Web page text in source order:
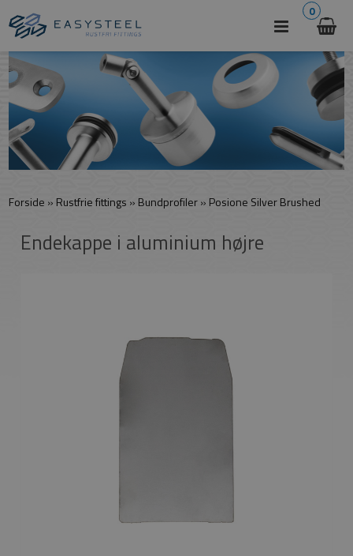
0
Forside » Rustfrie fittings » Bundprofiler» Posione Silver Brushed
Endekappe i aluminium højre